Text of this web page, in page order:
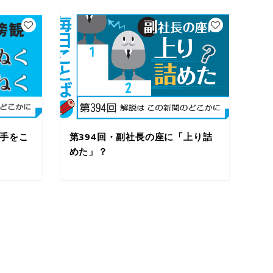
をこ
第394回・副社長の座に「上り詰
めた」？